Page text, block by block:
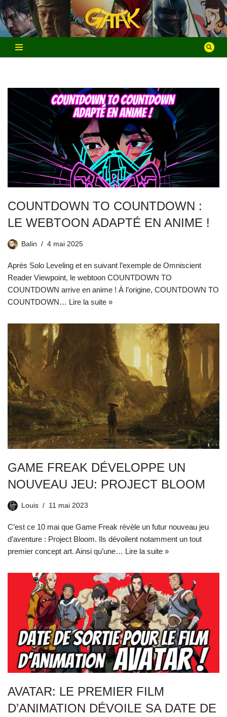
Aller
au
contenu
COUNTDOWN TO COUNTDOWN :
LE WEBTOON ADAPTÉ EN ANIME !
Balin 4 mai 2025
Après Solo Leveling et en suivant l’exemple de Omniscient
Reader Viewpoint, le webtoon COUNTDOWN TO
COUNTDOWN arrive en anime ! À l’origine, COUNTDOWN TO
COUNTDOWN… Lire la suite »
GAME FREAK DÉVELOPPE UN
NOUVEAU JEU: PROJECT BLOOM
Louis 11 mai 2023
C’est ce 10 mai que Game Freak révèle un futur nouveau jeu
d’aventure : Project Bloom. Ils dévoilent notamment un tout
premier concept art. Ainsi qu’une… Lire la suite »
AVATAR: LE PREMIER FILM
D’ANIMATION DÉVOILE SA DATE DE